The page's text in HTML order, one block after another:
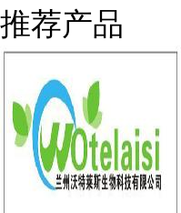
推荐产品